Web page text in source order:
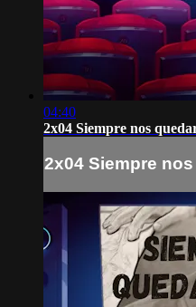
04:40
2x04 Siempre nos
2x04 Siempre